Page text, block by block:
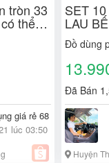
tròn 33
thể
cấp
rẻ
giá rẻ 68
lúc 03:50
SET
LAU
MẶT
THẤM
NHẤT
Đồ dùng
Đã Bán
Huyện